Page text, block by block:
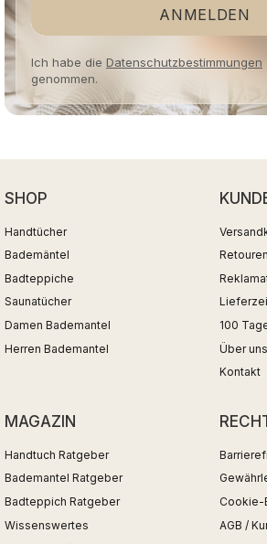
ANMELDEN
Ich habe die Datenschutzbestimmungen
genommen.
SHOP
Handtücher
Bademäntel
Badteppiche
Saunatücher
Damen Bademantel
Herren Bademantel
Retouren
100
Über uns
Kontakt
MAGAZIN
Handtuch Ratgeber
Bademantel Ratgeber
Badteppich Ratgeber
Wissenswertes
Cookie-
AGB /